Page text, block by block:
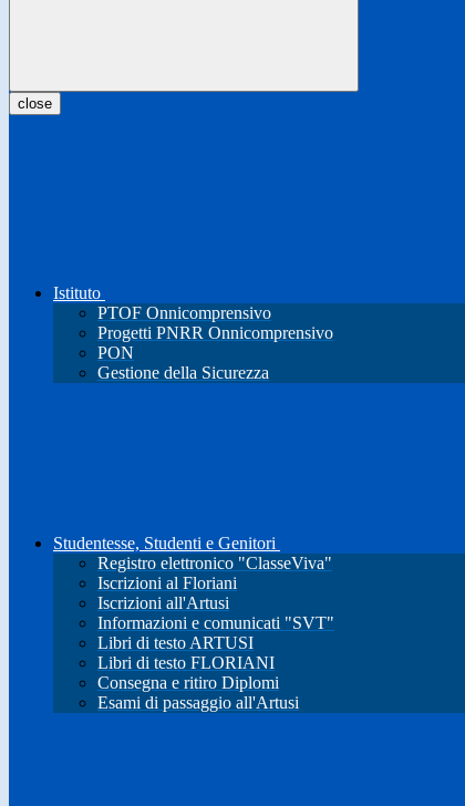
close
Istituto
PTOF Onnicomprensivo
Progetti PNRR Onnicomprensivo
PON
Gestione della Sicurezza
Studentesse, Studenti e Genitori
Registro elettronico "ClasseViva"
Iscrizioni al Floriani
Iscrizioni all'Artusi
Informazioni e comunicati "SVT"
Libri di testo ARTUSI
Libri di testo FLORIANI
Consegna e ritiro Diplomi
Esami di passaggio all'Artusi